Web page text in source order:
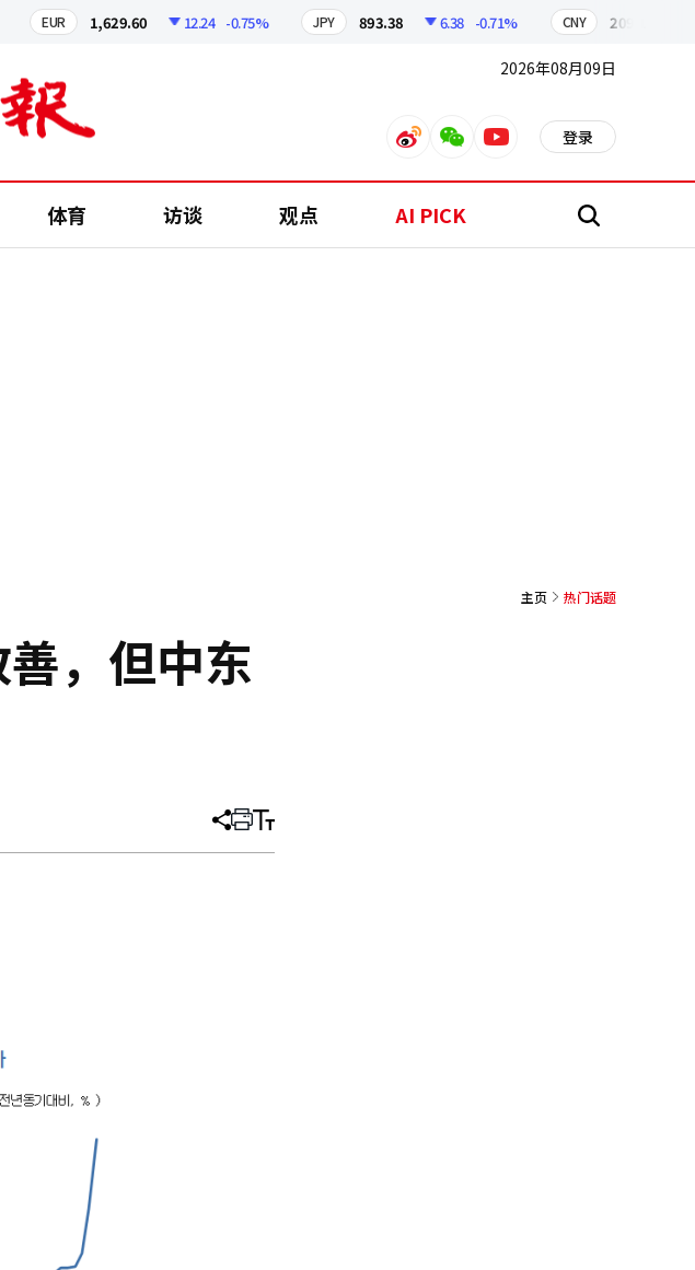
EUR 1,629.60 12.24 -0.75% JPY 893.38 6.38 -0.71% CNY 209.17
2026年08月09日
weiboweixinyoutube 登录
体育 访谈 观点 AI PICK 搜
主页 热门话题
，但中东
分
文
打 调
大